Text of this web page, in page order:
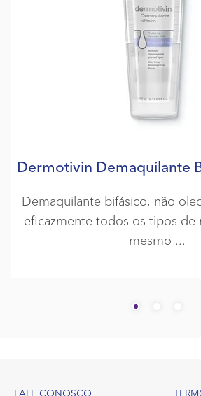
Dermotivin Demaquilante
Demaquilante bifásico, não
eficazmente todos os tipos de
mesmo
FALE CONOSCO